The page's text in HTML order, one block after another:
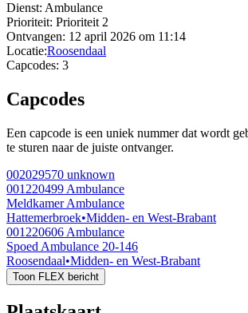
Dienst: Ambulance
Prioriteit: Prioriteit 2
Ontvangen: 12 april 2026 om 11:14
Locatie:Roosendaal
Capcodes: 3
Capcodes
Een capcode is een uniek nummer dat wordt
te sturen naar de juiste ontvanger.
002029570 unknown
001220499 Ambulance
Meldkamer Ambulance
Hattemerbroek•Midden- en West-Brabant
001220606 Ambulance
Spoed Ambulance 20-146
Roosendaal•Midden- en West-Brabant
Toon FLEX bericht